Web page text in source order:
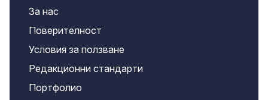
За нас
Поверителност
Условия за ползване
Редакционни стандарти
Портфолио